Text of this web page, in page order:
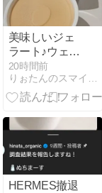
もあべのハル
カスに登場！
美味しいジェ
ラート♪ウェン
ディーズのビ
ールで〆る
(^O^)☆
20時間前
りぉたんのスマイル部屋
HERMES撤退